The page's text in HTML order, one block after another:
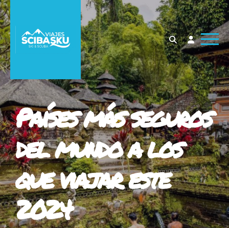
Países más seguros
del mundo a los
que viajar este
2024